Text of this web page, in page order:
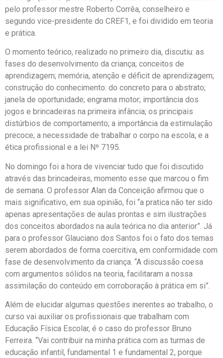
pelo professor mestre Roberto Corrêa, conselheiro e
segundo vice-presidente do CREF1, e foi dividido em teoria
e prática.
O momento teórico, realizado no primeiro dia, discutiu: as
fases do desenvolvimento da criança; conceitos de
aprendizagem; memória, atenção e déficit de aprendizagem;
construção do conhecimento: do concreto para o abstrato;
janela de oportunidade; engrama motor; importância dos
jogos e brincadeiras na primeira infância; os principais
distúrbios de comportamento; a importância da estimulação
precoce; a necessidade de trabalhar o corpo na escola; e a
ética profissional e a lei Nº 7195.
No domingo foi a hora de vivenciar tudo que foi discutido
através das brincadeiras, momento esse que marcou o fim
de semana. O professor Alan da Conceição afirmou que o
mais significativo, em sua opinião, foi “a pratica não ter sido
apenas apresentações de aulas prontas e sim ilustrações
dos conceitos abordados na aula teórica no dia anterior”. Já
para o professor Glauciano dos Santos foi o fato dos temas
serem abordados de forma coercitiva, em conformidade com
fase de desenvolvimento da criança. “A discussão coesa
com argumentos sólidos na teoria, facilitaram a nossa
assimilação do conteúdo em corroboração à prática em si”.
Além de elucidar algumas questões inerentes ao trabalho, o
curso vai auxiliar os profissionais que trabalham com
Educação Física Escolar, é o caso do professor Bruno
Ferreira. “Vai contribuir na minha prática com as turmas de
educação infantil, fundamental 1 e fundamental 2, porque